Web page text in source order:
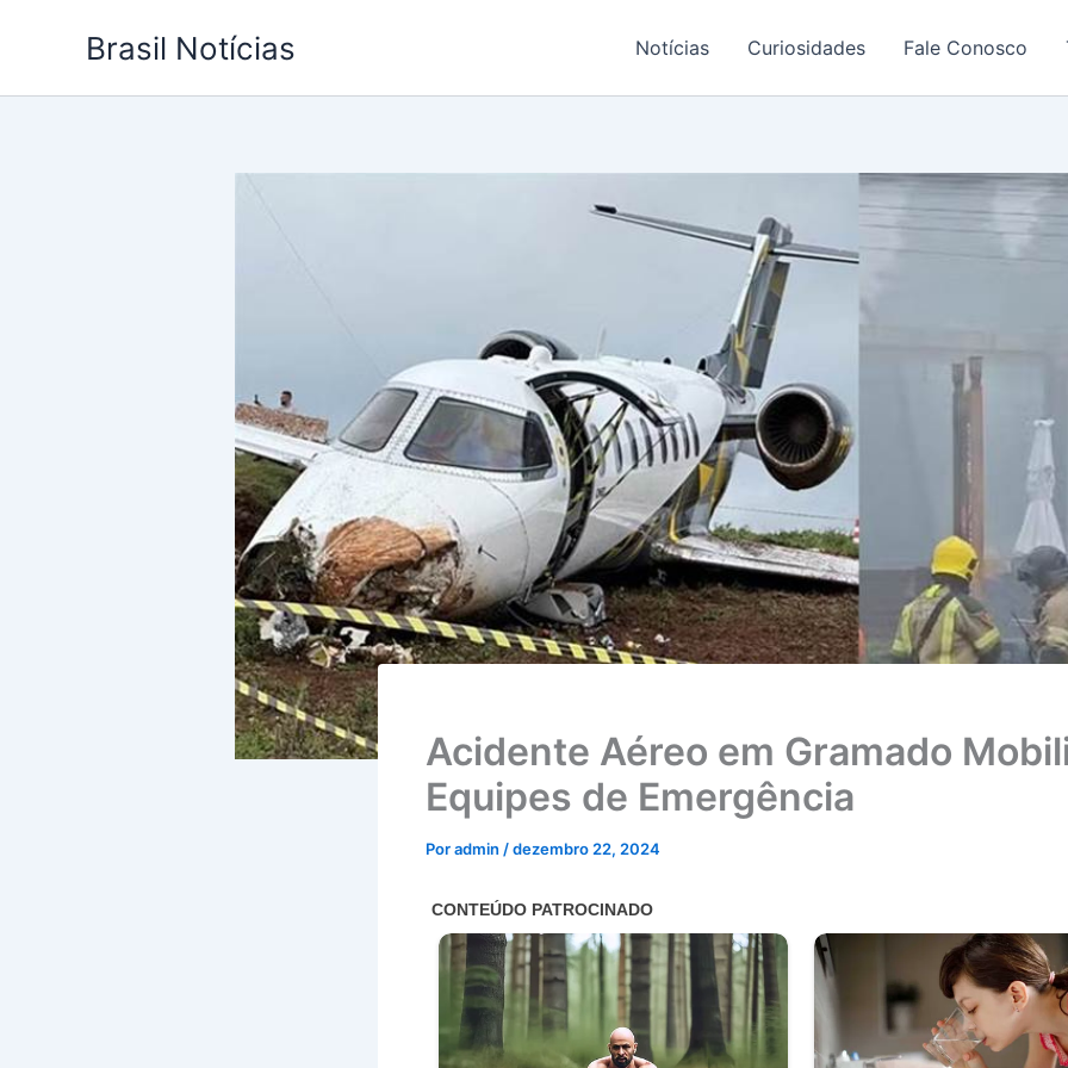
Brasil Notícias Notícias Curiosidades Fale Conosco
Acidente Aéreo em Gramado
Equipes de Emergência
Poradmin /dezembro 22, 2024